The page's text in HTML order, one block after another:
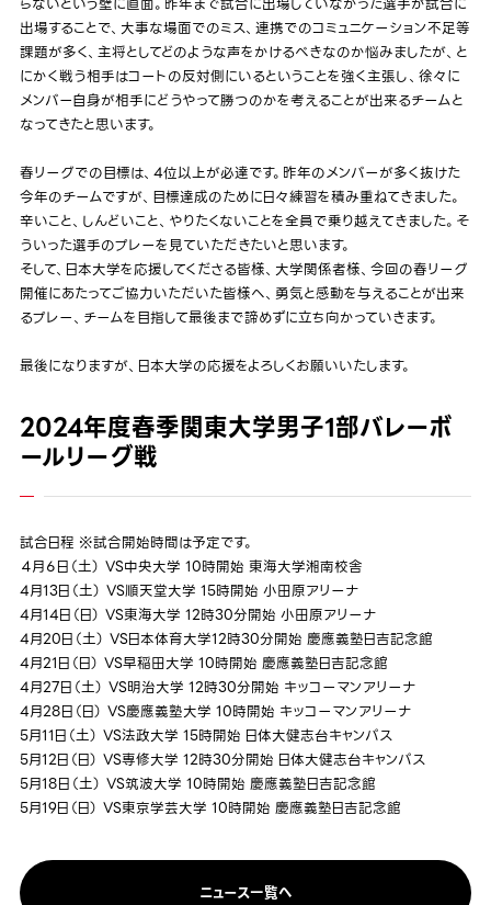
出場することで、大事な場面でのミス、連携でのコミュニケーション不足等
課題が多く、主将としてどのような声をかけるべきなのか悩みましたが、と
にかく戦う相手はコートの反対側にいるということを強く主張し、徐々に
メンバー自身が相手にどうやって勝つのかを考えることが出来るチームと
なってきたと思います。
春リーグでの目標は、4位以上が必達です。昨年のメンバーが多く抜けた
今年のチームですが、目標達成のために日々練習を積み重ねてきました。
辛いこと、しんどいこと、やりたくないことを全員で乗り越えてきました。そ
ういった選手のプレーを見ていただきたいと思います。
そして、日本大学を応援してくださる皆様、大学関係者様、今回の春リーグ
開催にあたってご協力いただいた皆様へ、勇気と感動を与えることが出来
るプレー、チームを目指して最後まで諦めずに立ち向かっていきます。
最後になりますが、日本大学の応援をよろしくお願いいたします。
2024年度春季関東大学男子1部バレーボ
ールリーグ戦
試合日程 ※試合開始時間は予定です。
４月６日（土） VS中央大学 10時開始 東海大学湘南校舎
4月13日（土） VS順天堂大学 15時開始 小田原アリーナ
4月14日（日） VS東海大学 12時30分開始 小田原アリーナ
4月20日（土） VS日本体育大学12時30分開始 慶應義塾日吉記念館
4月21日（日） VS早稲田大学 10時開始 慶應義塾日吉記念館
4月27日（土） VS明治大学 12時30分開始 キッコーマンアリーナ
4月28日（日） VS慶應義塾大学 10時開始 キッコーマンアリーナ
5月11日（土） VS法政大学 15時開始 日体大健志台キャンパス
5月12日（日） VS専修大学 12時30分開始 日体大健志台キャンパス
5月18日（土） VS筑波大学 10時開始 慶應義塾日吉記念館
5月19日（日） VS東京学芸大学 10時開始 慶應義塾日吉記念館
ニュース一覧へ